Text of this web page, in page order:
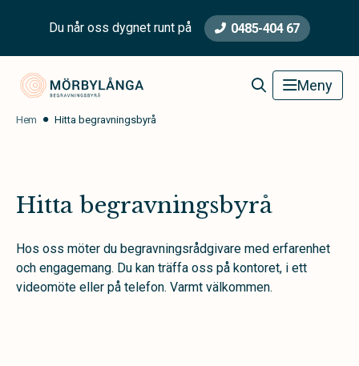
Du når oss dygnet runt på 0485-404 67
Mörbylånga BegravningsbyråMeny
Hem Hitta begravningsbyrå
Hitta begravningsbyrå
Hos oss möter du begravningsrådgivare med erfarenhet
och engagemang. Du kan träffa oss på kontoret, i ett
videomöte eller på telefon. Varmt välkommen.